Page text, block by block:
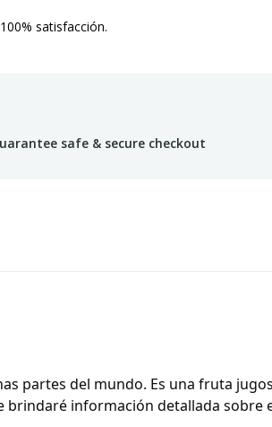
satisfacción.
safe & secure checkout
partes del mundo. Es una fruta
brindaré información detallada sobre